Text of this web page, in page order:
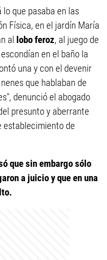
que pasaba en las
Física, en el jardín María
al lobo feroz, al juego de
en el baño la
una y con el devenir
que hablaban de
denunció el abogado
presunto y aberrante
establecimiento de
que sin embargo sólo
a juicio y que en una